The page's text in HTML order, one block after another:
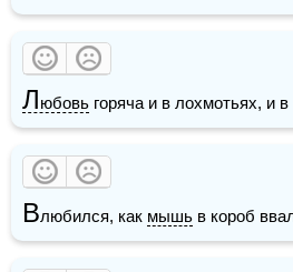
Любовь горяча и в лохмотьях, и
Влюбился, как мышь в короб